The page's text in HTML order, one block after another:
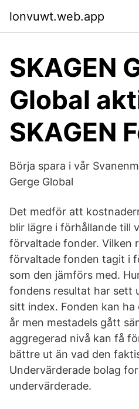
lonvuwt.web.app
SKAGEN
Global
SKAGEN
Börja spara i vår
Gerge Global
Det medför att
blir lägre i förhållande till
förvaltade fonder. Vilken
förvaltade fonden tagit i
som den jämförs med.
fondens resultat har sett
sitt index. Fonden kan
år men mestadels gått
aggregerad nivå kan få
bättre ut än vad den
Undervärderade bolag
undervärderade.